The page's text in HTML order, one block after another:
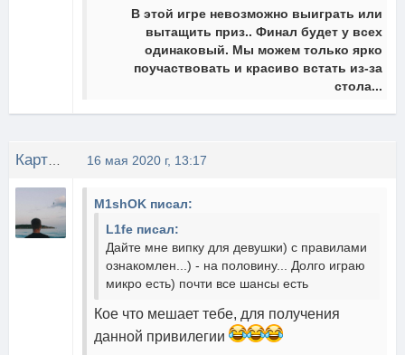
В этой игре невозможно выиграть или
вытащить приз.. Финал будет у всех
одинаковый. Мы можем только ярко
поучаствовать и красиво встать из-за
стола...
16 мая 2020 г, 13:17
M1shOK писал:
L1fe писал:
Дайте мне випку для девушки) с правилами
ознакомлен...) - на половину... Долго играю
микро есть) почти все шансы есть
Кое что мешает тебе, для получения
данной привилегии